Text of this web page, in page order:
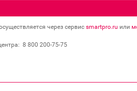
через сервис smartpro.ru или
8 800 200‐75‐75